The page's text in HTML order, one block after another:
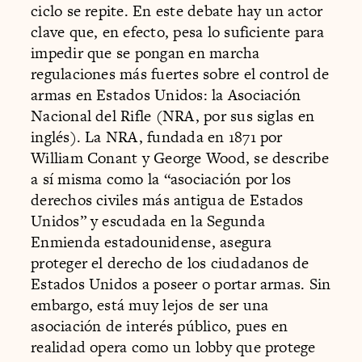
ciclo se repite. En este debate hay un actor
clave que, en efecto, pesa lo suficiente para
impedir que se pongan en marcha
regulaciones más fuertes sobre el control de
armas en Estados Unidos: la Asociación
Nacional del Rifle (NRA, por sus siglas en
inglés). La NRA, fundada en 1871 por
William Conant y George Wood, se describe
a sí misma como la “asociación por los
derechos civiles más antigua de Estados
Unidos” y escudada en la Segunda
Enmienda estadounidense, asegura
proteger el derecho de los ciudadanos de
Estados Unidos a poseer o portar armas. Sin
embargo, está muy lejos de ser una
asociación de interés público, pues en
realidad opera como un lobby que protege